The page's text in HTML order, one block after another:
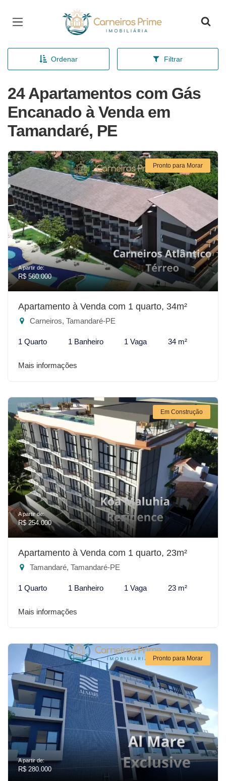
Página inicial
Ordenar Filtrar
24 Apartamentos com Gás
Encanado à Venda em
Tamandaré, PE
Pronto para Morar
A partir de:
R$ 560.000
Apartamento à Venda com 1 quarto, 34m²
Carneiros, Tamandaré-PE
1 Quarto 1 Banheiro 1 Vaga 34 m²
Mais informações
Em Construção
A partir de:
R$ 254.000
Apartamento à Venda com 1 quarto, 23m²
Tamandaré, Tamandaré-PE
1 Quarto 1 Banheiro 1 Vaga 23 m²
Mais informações
Pronto para Morar
A partir de:
R$ 280.000